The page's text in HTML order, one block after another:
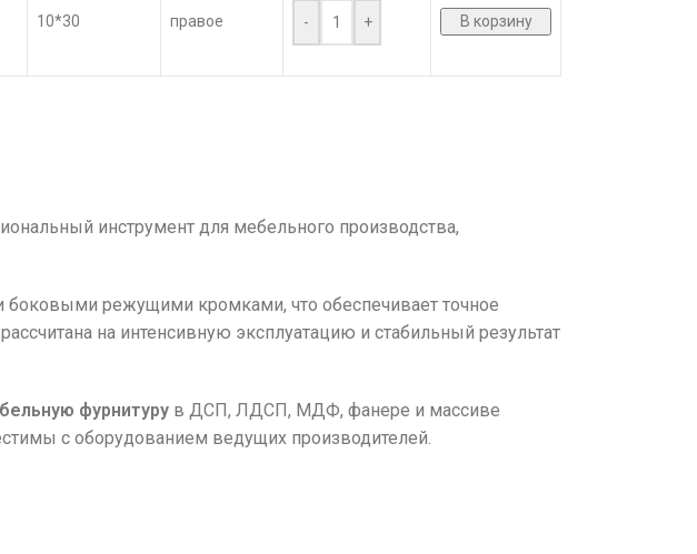
10*30 правое - + В корзину
инструмент для мебельного производства,
режущими кромками, что обеспечивает точное
на интенсивную эксплуатацию и стабильный результат
фурнитуру в ДСП, ЛДСП, МДФ, фанере и массиве
с оборудованием ведущих производителей.